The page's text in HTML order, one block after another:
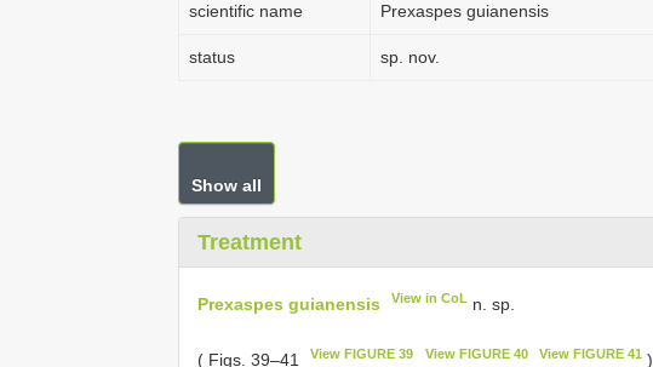
scientific name Prexaspes guianensis
status sp. nov.
Show all
Treatment
Prexaspes guianensis View in CoL n. sp.
( Figs. 39–41 View FIGURE 39 View FIGURE 40 View FIGURE 41)